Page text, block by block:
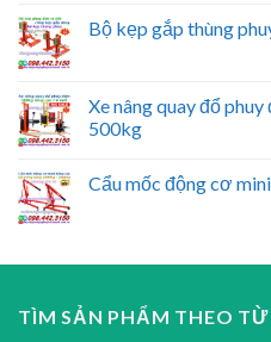
Bộ kẹp gắp thùng
Xe nâng quay đổ
500kg
Cẩu mốc động cơ
TÌM SẢN PHẨM THEO